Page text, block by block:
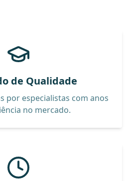
de Qualidade
por especialistas com anos
no mercado.